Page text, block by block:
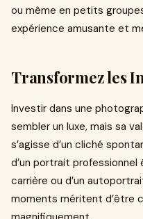
ou même en petits
expérience amusante et
Transformez les
Investir dans une
sembler un luxe, mais sa
s’agisse d’un cliché
d’un portrait
carrière ou d’un
moments méritent d’être